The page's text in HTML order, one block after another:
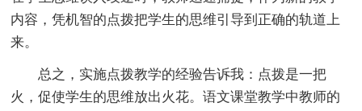
内容，凭机智的点拨把学生的思维引导到正确的轨道上
来。
总之，实施点拨教学的经验告诉我：点拨是一把
火，促使学生的思维放出火花。语文课堂教学中教师的